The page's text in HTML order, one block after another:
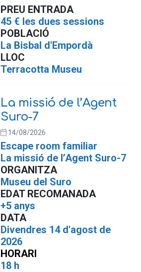
PREU ENTRADA
45 € les dues sessions
POBLACIÓ
La Bisbal d'Empordà
LLOC
Terracotta Museu
La missió de l’Agent
Suro-7
14/08/2026
Escape room familiar
La missió de l’Agent Suro-7
ORGANITZA
Museu del Suro
EDAT RECOMANADA
+5 anys
DATA
Divendres 14 d'agost de
2026
HORARI
18 h